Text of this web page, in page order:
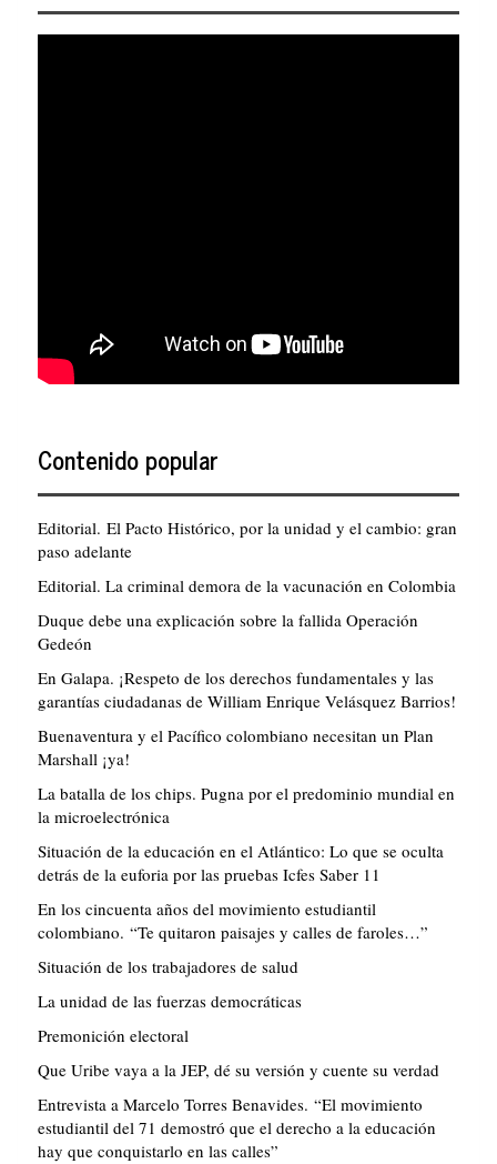
Contenido popular
Editorial. El Pacto Histórico, por la unidad y el cambio: gran
paso adelante
Editorial. La criminal demora de la vacunación en Colombia
Duque debe una explicación sobre la fallida Operación
Gedeón
En Galapa. ¡Respeto de los derechos fundamentales y las
garantías ciudadanas de William Enrique Velásquez Barrios!
Buenaventura y el Pacífico colombiano necesitan un Plan
Marshall ¡ya!
La batalla de los chips. Pugna por el predominio mundial en
la microelectrónica
Situación de la educación en el Atlántico: Lo que se oculta
detrás de la euforia por las pruebas Icfes Saber 11
En los cincuenta años del movimiento estudiantil
colombiano. “Te quitaron paisajes y calles de faroles…”
Situación de los trabajadores de salud
La unidad de las fuerzas democráticas
Premonición electoral
Que Uribe vaya a la JEP, dé su versión y cuente su verdad
Entrevista a Marcelo Torres Benavides. “El movimiento
estudiantil del 71 demostró que el derecho a la educación
hay que conquistarlo en las calles”